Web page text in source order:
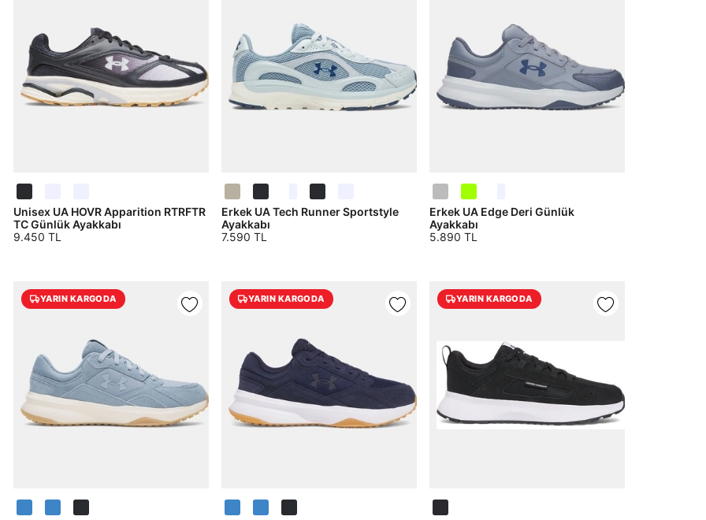
Unisex UA HOVR Apparition RTRFTR
TC Günlük Ayakkabı
9.450 TL
Erkek UA Tech Runner Sportstyle
Ayakkabı
7.590 TL
Erkek UA Edge Deri Günlük
Ayakkabı
5.890 TL
YARIN KARGODA YARIN KARGODA YARIN KARGODA